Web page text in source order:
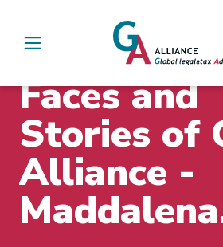
Main Navigation
Faces and
Stories of
Alliance -
Maddalena